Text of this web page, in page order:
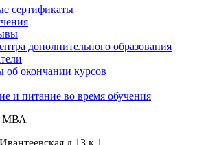
сертификаты
дополнительного образования
об окончании курсов
и питание во время обучения
МВА